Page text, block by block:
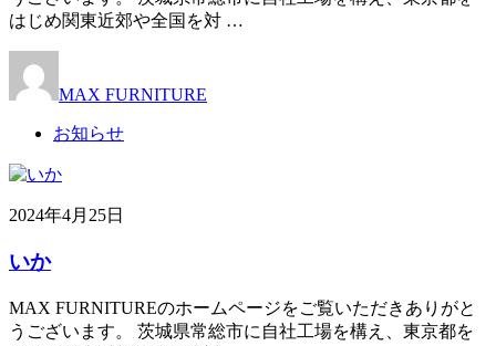
はじめ関東近郊や全国を対 …
MAX FURNITURE
お知らせ
2024年4月25日
いか
MAX FURNITUREのホームページをご覧いただきありがと
うございます。 茨城県常総市に自社工場を構え、東京都を